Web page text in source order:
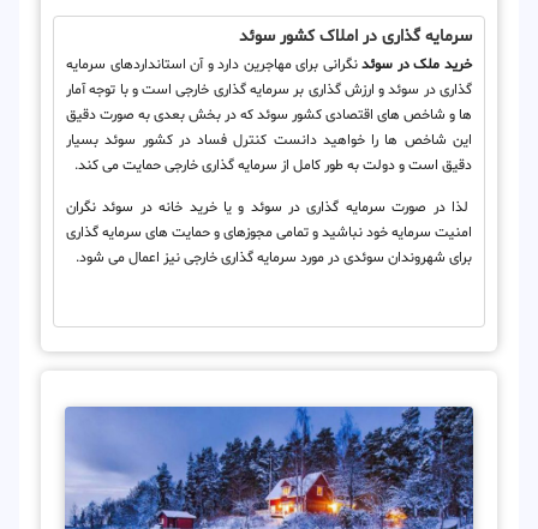
سرمایه گذاری در املاک کشور سوئد
خرید ملک در سوئدنگرانی برای مهاجرین دارد و آن استانداردهای سرمایه
گذاری در سوئد و ارزش گذاری بر سرمایه گذاری خارجی است و با توجه آمار
ها و شاخص های اقتصادی کشور سوئد که در بخش بعدی به صورت دقیق
این شاخص ها را خواهید دانست کنترل فساد در کشور سوئد بسیار
دقیق است و دولت به طور کامل از سرمایه گذاری خارجی حمایت می کند.
لذا در صورت سرمایه گذاری در سوئد و یا خرید خانه در سوئد نگران
امنیت سرمایه خود نباشید و تمامی مجوزهای و حمایت های سرمایه گذاری
برای شهروندان سوئدی در مورد سرمایه گذاری خارجی نیز اعمال می شود.